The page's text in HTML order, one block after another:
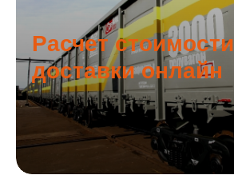
Расчет стоимости
доставки онлайн